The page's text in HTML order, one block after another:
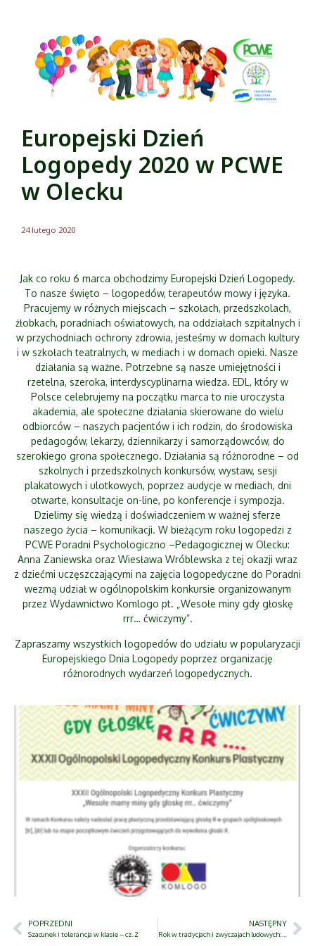
Europejski Dzień
Logopedy 2020 w PCWE
w Olecku
24 lutego 2020
Jak co roku 6 marca obchodzimy Europejski Dzień Logopedy.
To nasze święto – logopedów, terapeutów mowy i języka.
Pracujemy w różnych miejscach – szkołach, przedszkolach,
żłobkach, poradniach oświatowych, na oddziałach szpitalnych i
w przychodniach ochrony zdrowia, jesteśmy w domach kultury
i w szkołach teatralnych, w mediach i w domach opieki. Nasze
działania są ważne. Potrzebne są nasze umiejętności i
rzetelna, szeroka, interdyscyplinarna wiedza. EDL, który w
Polsce celebrujemy na początku marca to nie uroczysta
akademia, ale społeczne działania skierowane do wielu
odbiorców – naszych pacjentów i ich rodzin, do środowiska
pedagogów, lekarzy, dziennikarzy i samorządowców, do
szerokiego grona społecznego. Działania są różnorodne – od
szkolnych i przedszkolnych konkursów, wystaw, sesji
plakatowych i ulotkowych, poprzez audycje w mediach, dni
otwarte, konsultacje on-line, po konferencje i sympozja.
Dzielimy się wiedzą i doświadczeniem w ważnej sferze
naszego życia – komunikacji. W bieżącym roku logopedzi z
PCWE Poradni Psychologiczno –Pedagogicznej w Olecku:
Anna Zaniewska oraz Wiesława Wróblewska z tej okazji wraz
z dziećmi uczęszczającymi na zajęcia logopedyczne do Poradni
wezmą udział w ogólnopolskim konkursie organizowanym
przez Wydawnictwo Komlogo pt. „Wesołe miny gdy głoskę
rrr… ćwiczymy”.
Zapraszamy wszystkich logopedów do udziału w popularyzacji
Europejskiego Dnia Logopedy poprzez organizację
różnorodnych wydarzeń logopedycznych.
POPRZEDNI
Szacunek i tolerancja w klasie – cz. 2
NASTĘPNY